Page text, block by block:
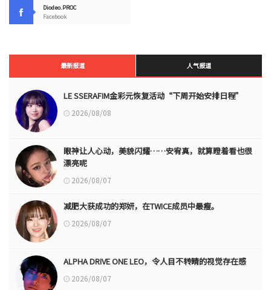
Diodeo.PROC
Facebook
最新报道 人气报道
LE SSERAFIM金彩元恢复活动“下周开始安排日程”
2026/08/08
眼神让人心动，美貌闪耀……安宥真，就算瞪着看也很
漂亮呢
2026/08/07
减肥大获成功的郑妍，在TWICE成员中最瘦。
2026/08/07
ALPHA DRIVE ONE LEO，令人目不转睛的视觉存在感
2026/08/07